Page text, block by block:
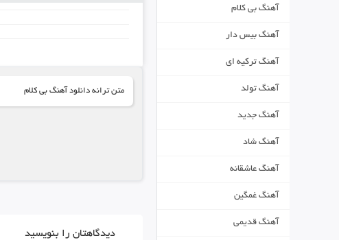
متن ترانه دانلود آهنگ بی کلام
دیدگاهتان را بنویسید
آهنگ بی کلام
آهنگ بیس دار
آهنگ ترکیه ای
آهنگ تولد
آهنگ جدید
آهنگ شاد
آهنگ عاشقانه
آهنگ غمگین
آهنگ قدیمی